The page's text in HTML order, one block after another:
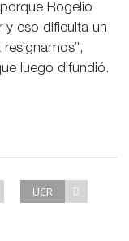
Rogelio
y eso dificulta un
luego difundió.
UCR